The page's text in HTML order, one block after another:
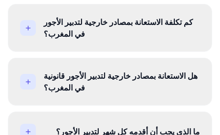
كم تكلفة الاستعانة بمصادر خارجية لتدبير الأجور
في المغرب؟
هل الاستعانة بمصادر خارجية لتدبير الأجور قانونية
في المغرب؟
ما الذي يجب أن أقدمه كل شهر لتدبير الأجور؟